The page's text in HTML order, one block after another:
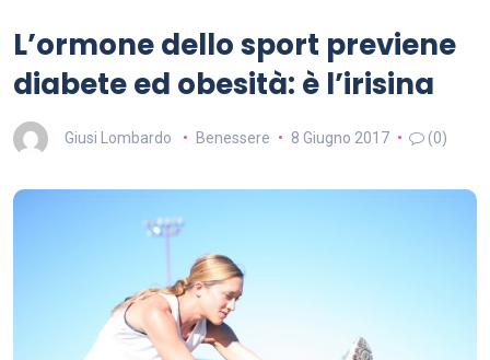
L’ormone dello sport previene
diabete ed obesità: è l’irisina
Giusi Lombardo Benessere 8 Giugno 2017 (0)